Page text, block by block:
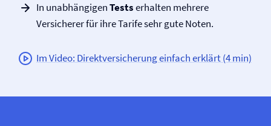
In unabhängigenTestserhalten mehrere
Versicherer für ihre Tarife sehr gute Noten.
Im Video: Direkt­versicherung einfach erklärt (4 min)